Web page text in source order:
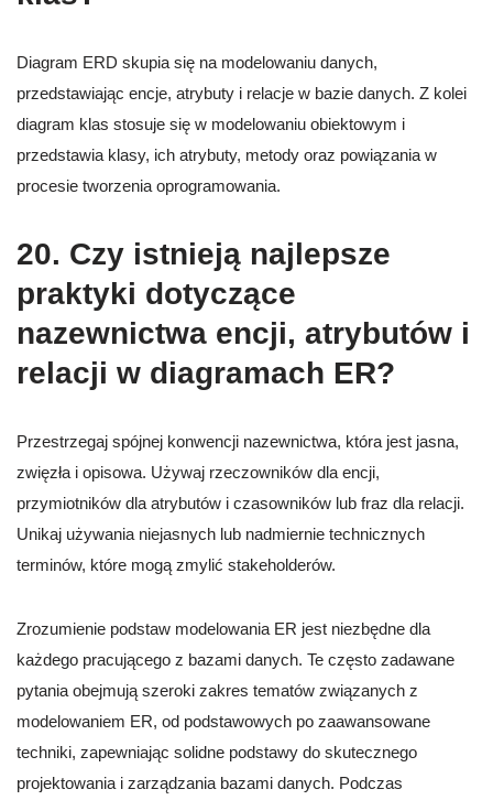
Diagram ERD skupia się na modelowaniu danych,
przedstawiając encje, atrybuty i relacje w bazie danych. Z kolei
diagram klas stosuje się w modelowaniu obiektowym i
przedstawia klasy, ich atrybuty, metody oraz powiązania w
procesie tworzenia oprogramowania.
20. Czy istnieją najlepsze
praktyki dotyczące
nazewnictwa encji, atrybutów i
relacji w diagramach ER?
Przestrzegaj spójnej konwencji nazewnictwa, która jest jasna,
zwięzła i opisowa. Używaj rzeczowników dla encji,
przymiotników dla atrybutów i czasowników lub fraz dla relacji.
Unikaj używania niejasnych lub nadmiernie technicznych
terminów, które mogą zmylić stakeholderów.
Zrozumienie podstaw modelowania ER jest niezbędne dla
każdego pracującego z bazami danych. Te często zadawane
pytania obejmują szeroki zakres tematów związanych z
modelowaniem ER, od podstawowych po zaawansowane
techniki, zapewniając solidne podstawy do skutecznego
projektowania i zarządzania bazami danych. Podczas